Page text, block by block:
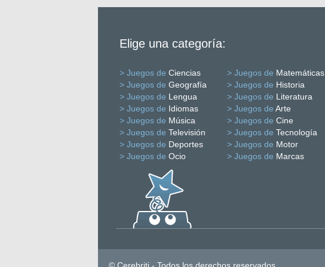
Elige una categoría:
> Juegos de Ciencias > Juegos de Matemáticas
> Juegos de Geografía > Juegos de Historia
> Juegos de Lengua > Juegos de Literatura
> Juegos de Idiomas > Juegos de Arte
> Juegos de Música > Juegos de Cine
> Juegos de Televisión > Juegos de Tecnología
> Juegos de Deportes > Juegos de Motor
> Juegos de Ocio > Juegos de Marcas